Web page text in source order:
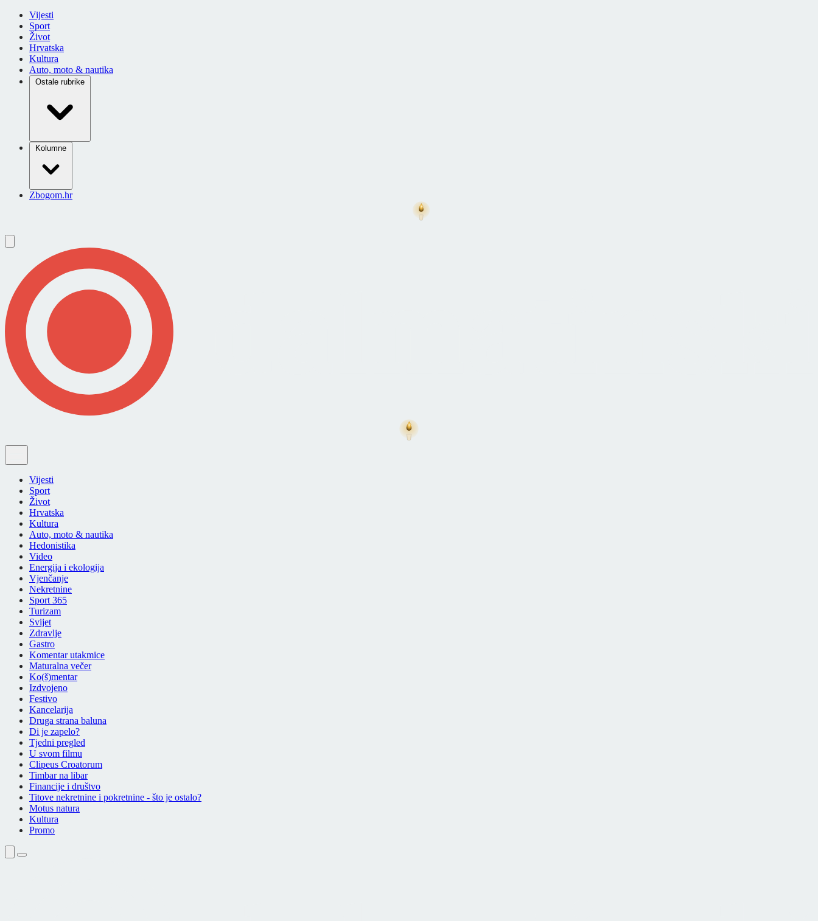
Vijesti
Sport
Život
Hrvatska
Kultura
Auto, moto & nautika
Ostale rubrike
Kolumne
Zbogom.hr
Vijesti
Sport
Život
Hrvatska
Kultura
Auto, moto & nautika
Hedonistika
Video
Energija i ekologija
Vjenčanje
Nekretnine
Sport 365
Turizam
Svijet
Zdravlje
Gastro
Komentar utakmice
Maturalna večer
Ko(š)mentar
Izdvojeno
Festivo
Kancelarija
Druga strana baluna
Di je zapelo?
Tjedni pregled
U svom filmu
Clipeus Croatorum
Timbar na libar
Financije i društvo
Titove nekretnine i pokretnine - što je ostalo?
Motus natura
Kultura
Promo